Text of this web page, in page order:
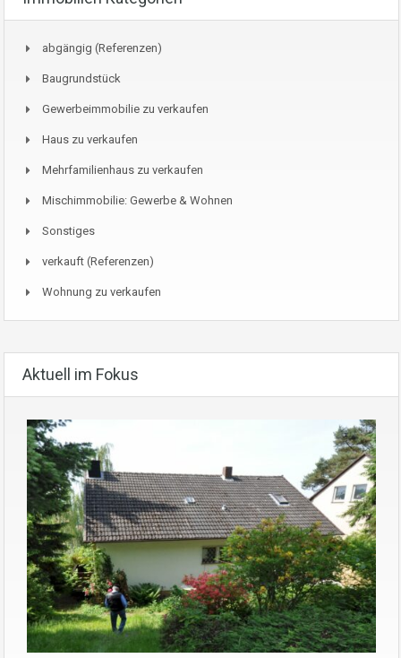
abgängig (Referenzen)
Baugrundstück
Gewerbeimmobilie zu verkaufen
Haus zu verkaufen
Mehrfamilienhaus zu verkaufen
Mischimmobilie: Gewerbe & Wohnen
Sonstiges
verkauft (Referenzen)
Wohnung zu verkaufen
Aktuell im Fokus